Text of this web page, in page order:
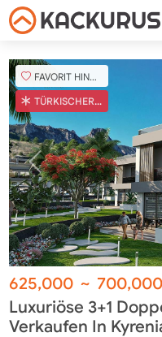
FAVORIT HINZUFÜGEN
TÜRKISCHER COB
625,000 ~ 700,000
Luxuriöse 3+1
Verkaufen In